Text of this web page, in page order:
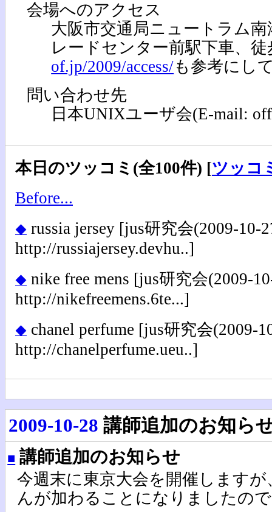
会場へのアクセス
大阪市交通局ニュートラム
レードセンター前駅下車、徒
of.jp/2009/access/も参考にし
問い合わせ先
日本UNIXユーザ会(E-mail:
本日のツッコミ(全100件) [ツッコ
Before...
◆ russia jersey [jus研究会(2009-10-
http://russiajersey.devhu..]
◆ nike free mens [jus研究会(2009-
http://nikefreemens.6te...]
◆ chanel perfume [jus研究会(2009-
http://chanelperfume.ueu..]
2009-10-28 講師追加のお知ら
■ 講師追加のお知らせ
今週末に東京大会を開催します
んが加わることになりましたの